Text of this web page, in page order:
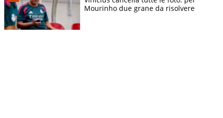
Mourinho due grane da risolvere